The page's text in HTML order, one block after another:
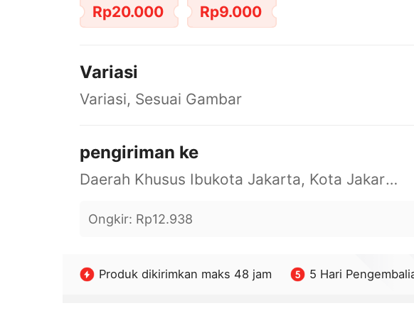
Rp20.000 Rp9.000
Variasi
Variasi, Sesuai Gambar
pengiriman ke
Daerah Khusus Ibukota Jakarta, Kota Jakarta Barat, Cengkareng, yy
Ongkir: Rp12.938
Produk dikirimkan maks 48 jam 5 Hari